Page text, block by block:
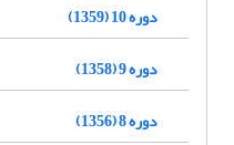
دوره 10 (1359)
دوره 9 (1358)
دوره 8 (1356)